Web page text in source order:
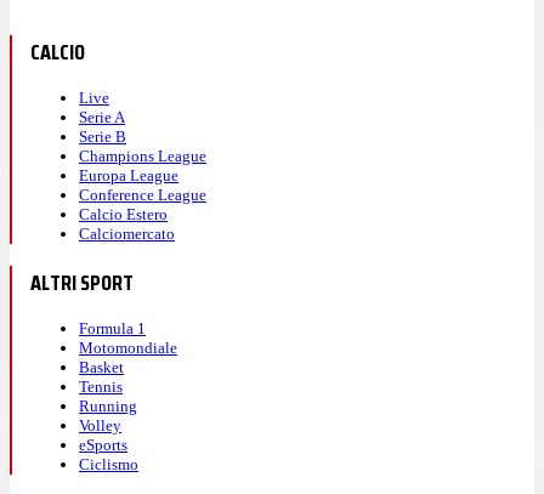
CALCIO
Live
Serie A
Serie B
Champions League
Europa League
Conference League
Calcio Estero
Calciomercato
ALTRI SPORT
Formula 1
Motomondiale
Basket
Tennis
Running
Volley
eSports
Ciclismo